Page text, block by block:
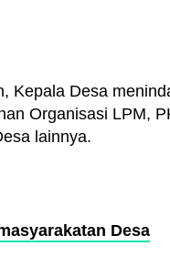
Kepala Desa
Organisasi LPM,
lainnya.
Desa